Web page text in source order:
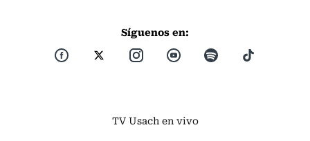
Síguenos en:
TV Usach en vivo